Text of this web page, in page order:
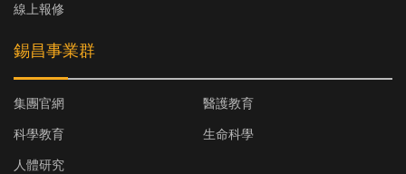
線上報修
錫昌事業群
集團官網
科學教育
人體研究
醫護教育
生命科學